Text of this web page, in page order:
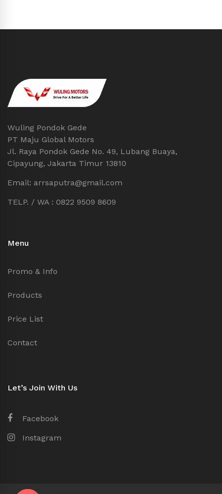
Wuling Pondok Gede
PT Maju Global Motors
Jl. Raya Pondok Gede No. 49, Lubang Buaya,
Cipayung, Jakarta Timur 13810
Email: arrsaputra@gmail.com
TELP. / WA : 0822 9509 8609
Menu
Promo & Info
Products
Price List
Contact
Let’s Join With Us
Facebook
Instagram